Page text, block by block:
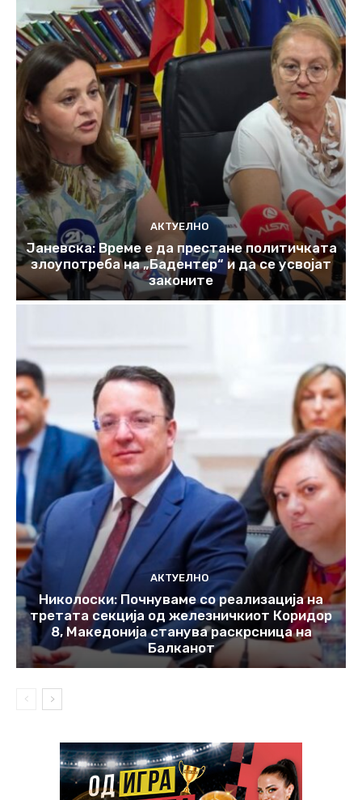
АКТУЕЛНО
Јаневска: Време е да престане политичката
злоупотреба на „Бадентер“ и да се усвојат
законите
АКТУЕЛНО
Николоски: Почнуваме со реализација на
третата секција од железничкиот Коридор
8, Македонија станува раскрсница на
Балканот